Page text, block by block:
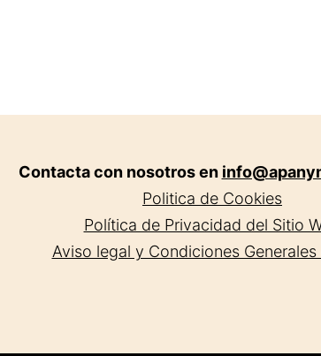
Contacta con nosotros en
Politica de Cookies
Política de Privacidad del Sitio
Aviso legal y Condiciones Generales